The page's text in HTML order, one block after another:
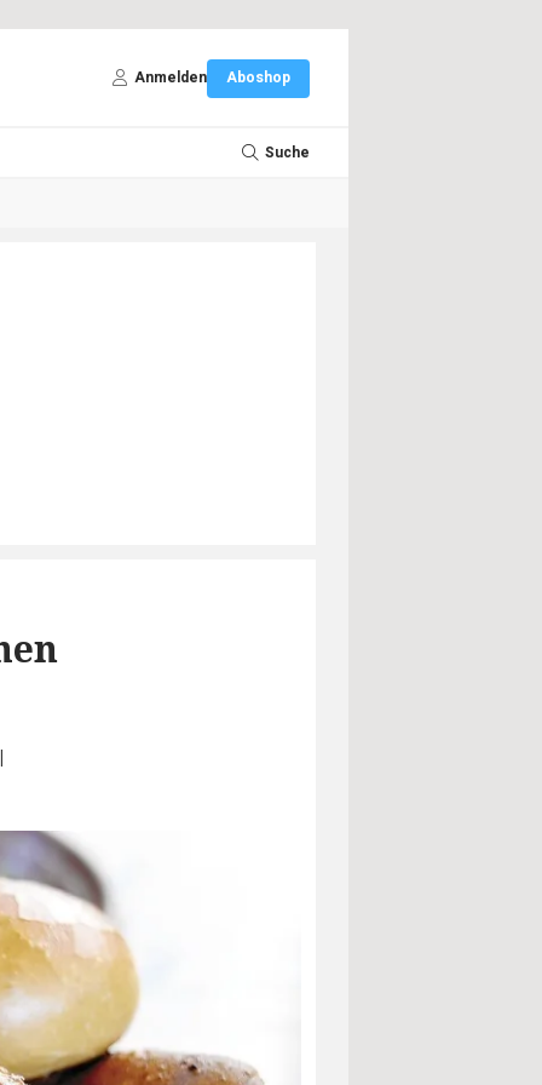
Anmelden Aboshop
Suche
|